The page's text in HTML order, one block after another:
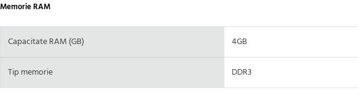
Memorie RAM
Capacitate RAM (GB) 4GB
Tip memorie DDR3